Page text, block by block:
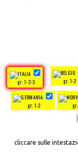
gr. 1-2-3 gr. 1-2
gr. 1-2
cliccare sulle